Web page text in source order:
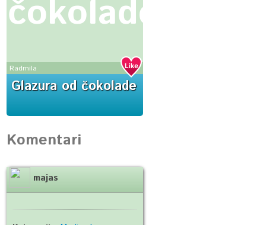
čokolade
Radmila
Glazura od čokolade
Komentari
majas